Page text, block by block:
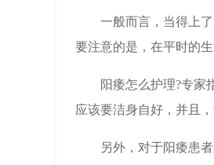
一般而言，当得上
要注意的是，在平时的
阳痿怎么护理?专家
应该要洁身自好，并且
另外，对于阳痿患